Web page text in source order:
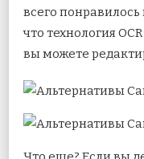
всего
что технология
вы можете